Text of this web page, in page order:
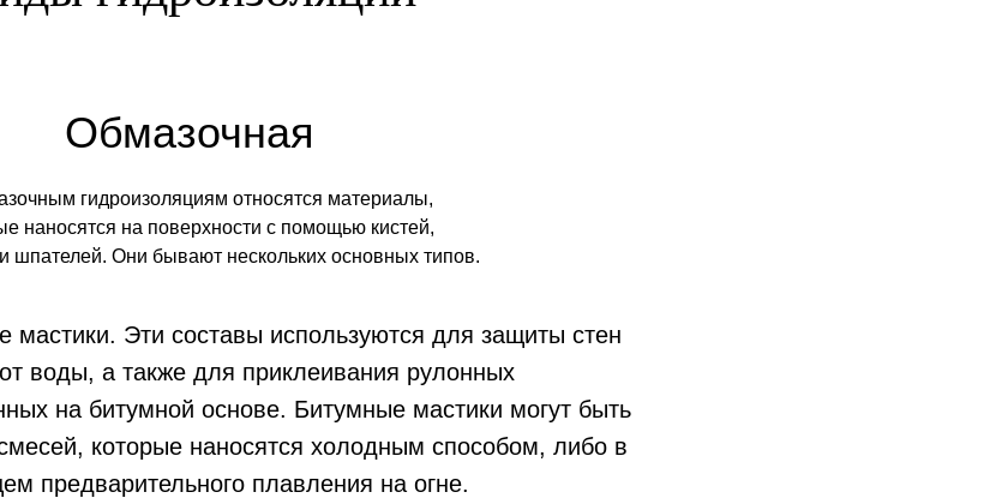
Обмазочная
гидроизоляциям относятся материалы,
наносятся на поверхности с помощью кистей,
шпателей. Они бывают нескольких основных типов.
Эти составы используются для защиты стен
воды, а также для приклеивания рулонных
на битумной основе. Битумные мастики могут быть
которые наносятся холодным способом, либо в
предварительного плавления на огне.